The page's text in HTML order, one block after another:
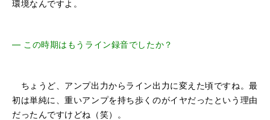
環境なんですよ。
― この時期はもうライン録音でしたか？
ちょうど、アンプ出力からライン出力に変えた頃ですね。最
初は単純に、重いアンプを持ち歩くのがイヤだったという理由
だったんですけどね（笑）。